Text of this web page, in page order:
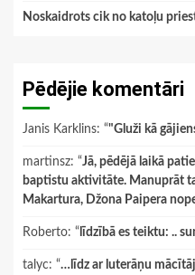
Noskaidrots cik no katoļu
Pēdējie komentāri
Janis Karklins: “"Gluži kā
martinsz: “Jā, pēdējā laikā
baptistu aktivitāte. Manuprāt
Makartura, Džona Paipera
Roberto: “ līdzībā es teiktu: ..
talyc: “…līdz ar luterāņu